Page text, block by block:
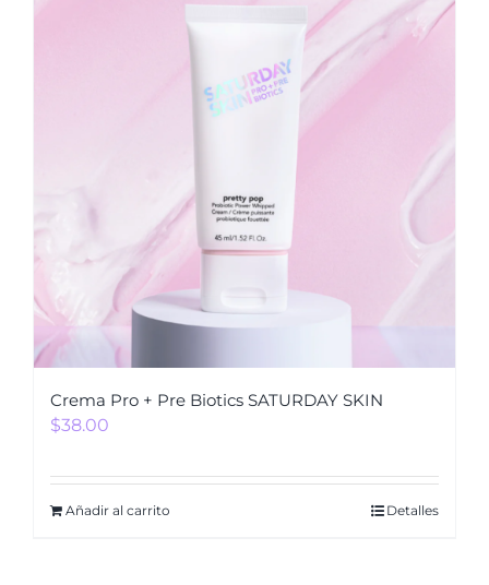
Crema Pro + Pre Biotics SATURDAY SKIN
$38.00
Añadir al carrito Detalles